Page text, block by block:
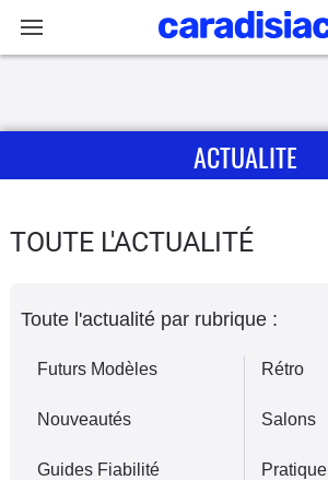
Guide
Utilitaires
ACTUALITE
TOUTE L'ACTUALITÉ
Toute l'actualité par rubrique :
Futurs Modèles
Nouveautés
Guides Fiabilité
Rétro
Salons
Pratique